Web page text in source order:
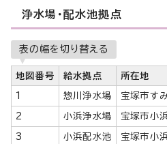
浄水場・配水池拠点
表の幅を切り替える
地図番号 給水拠点 所在地
1 惣川浄水場 宝塚市す
2 小浜浄水場 宝塚市小
3 小浜配水池 宝塚市小